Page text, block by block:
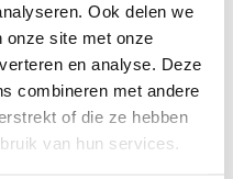
Ook delen we
onze site met onze
en analyse. Deze
combineren met andere
of die ze hebben
van hun services.